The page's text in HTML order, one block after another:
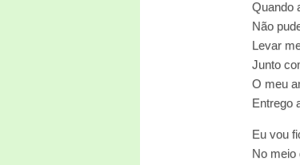
Quando
Não
Levar
Junto
O meu
Entrego
Eu vou
No meio